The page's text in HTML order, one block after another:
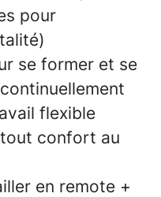
pour
se former et se
flexible
confort au
en remote +